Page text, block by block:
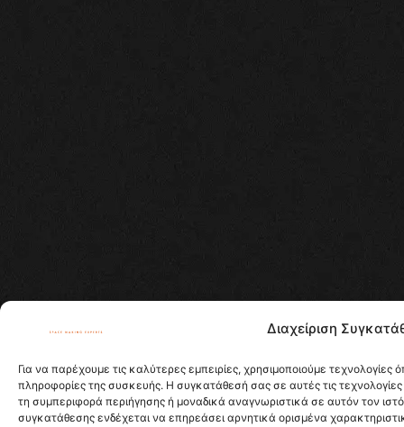
Διαχείριση
Για να παρέχουμε τις καλύτερες εμπειρίες, χρησιμοποιούμε
πληροφορίες της συσκευής. Η συγκατάθεσή σας σε αυτές τις
τη συμπεριφορά περιήγησης ή μοναδικά αναγνωριστικά σε αυτόν τον
συγκατάθεσης ενδέχεται να επηρεάσει αρνητικά ορισμένα